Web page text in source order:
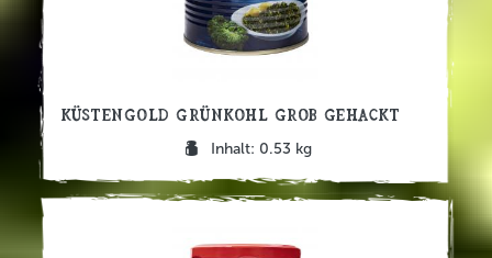
Küstengold Grünkohl grob gehackt
Inhalt: 0.53 kg